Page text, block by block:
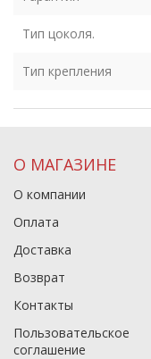
Тип цоколя.
Тип крепления
О МАГАЗИНЕ
О компании
Оплата
Доставка
Возврат
Контакты
Пользовательское
соглашение